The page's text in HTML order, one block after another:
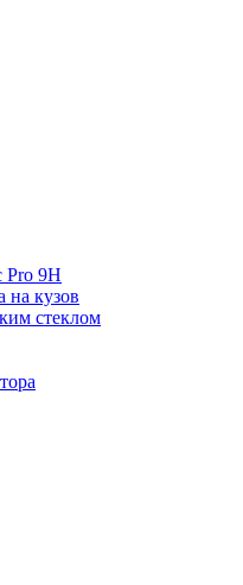
Pro 9H
на кузов
стеклом